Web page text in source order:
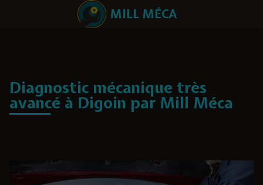
MILL MÉCA
Diagnostic mécanique très
avancé à Digoin par Mill Méca